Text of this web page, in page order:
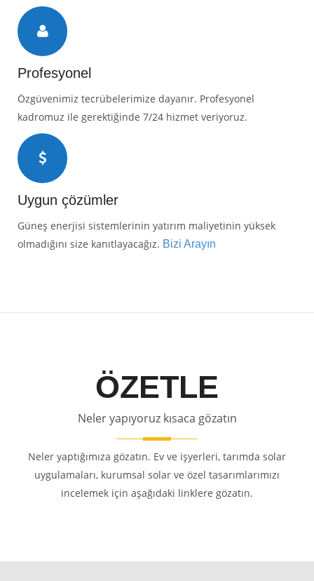
Profesyonel
Özgüvenimiz tecrübelerimize dayanır. Profesyonel
kadromuz ile gerektiğinde 7/24 hizmet veriyoruz.
Uygun çözümler
Güneş enerjisi sistemlerinin yatırım maliyetinin yüksek
olmadığını size kanıtlayacağız. Bizi Arayın
ÖZETLE
Neler yapıyoruz kısaca gözatın
Neler yaptığımıza gözatın. Ev ve işyerleri, tarımda solar
uygulamaları, kurumsal solar ve özel tasarımlarımızı
incelemek için aşağıdaki linklere gözatın.